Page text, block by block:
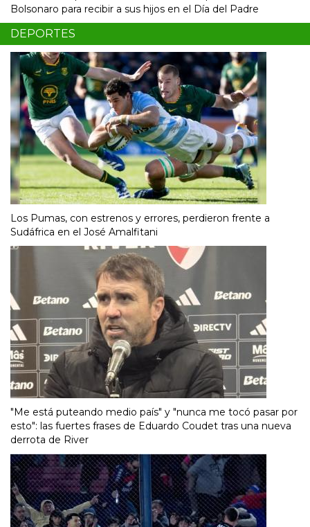
Bolsonaro para recibir a sus hijos en el Día del Padre
DEPORTES
Los Pumas, con estrenos y errores, perdieron frente a
Sudáfrica en el José Amalfitani
"Me está puteando medio país" y "nunca me tocó pasar por
esto": las fuertes frases de Eduardo Coudet tras una nueva
derrota de River